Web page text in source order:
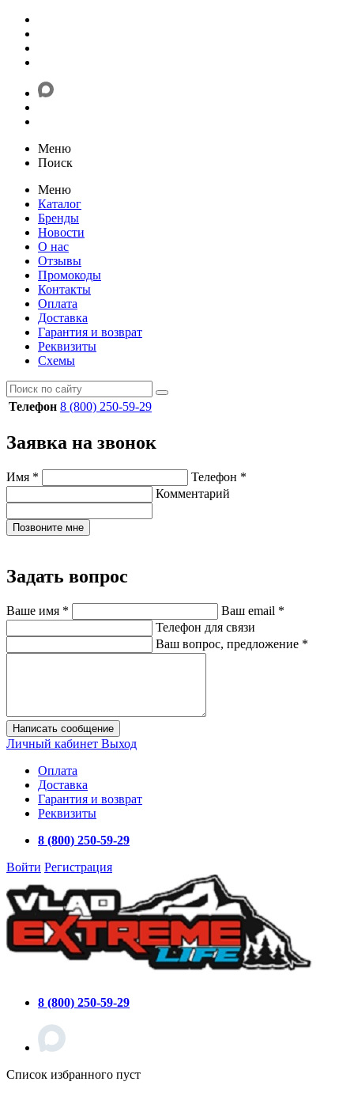
Меню
Поиск
Меню
Каталог
Бренды
Новости
О нас
Отзывы
Промокоды
Контакты
Оплата
Доставка
Гарантия и возврат
Реквизиты
Схемы
Телефон 8 (800) 250-59-29
Заявка на звонок
Имя * Телефон *
Комментарий
Позвоните мне
Задать вопрос
Ваше имя * Ваш email *
Телефон для связи
Ваш вопрос, предложение *
Написать сообщение
Личный кабинет Выход
Оплата
Доставка
Гарантия и возврат
Реквизиты
8 (800) 250-59-29
Войти Регистрация
8 (800) 250-59-29
Список избранного пуст